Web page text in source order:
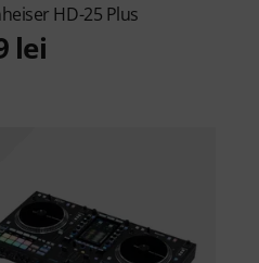
HD-25 Plus
lei